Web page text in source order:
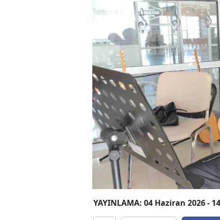
YAYINLAMA: 04 Haziran 2026 -